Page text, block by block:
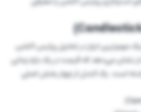
مهم‌ترین ابزار در تحلیل پرایس اکشن
نشان می‌دهد که قیمت در یک بازه زمانی
است. یک کندل از چهار بخش اصلی